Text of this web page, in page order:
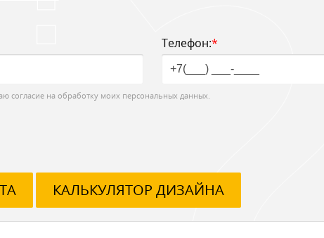
Телефон:*
согласие на обработку моих персональных данных.
КАЛЬКУЛЯТОР ДИЗАЙНА